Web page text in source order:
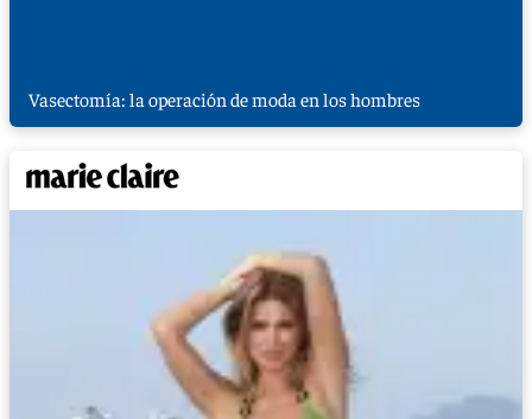
Vasectomía: la operación de moda en los hombres